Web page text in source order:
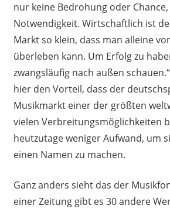
nur keine Bedrohung oder
Notwendigkeit. Wirtschaftlich ist
Markt so klein, dass man alleine
überleben kann. Um Erfolg zu
zwangsläufig nach außen
hier den Vorteil, dass der
Musikmarkt einer der größten
vielen Verbreitungsmöglichkeiten
heutzutage weniger Aufwand, um
einen Namen zu machen.
Ganz anders sieht das der
einer Zeitung gibt es 30 andere